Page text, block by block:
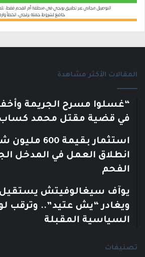
المقالات الأكثر مشاهدة
“غسلوا مسرح الجريمة
في قضية مقتل محمد كساب
استثمار بقيمة
انطلاق العمل في المدخل
الفحم
يوآف سيغالوفيتش
ويغادر “يش عتيد”.. وترقب
السياسية المقبلة
تصنيفات